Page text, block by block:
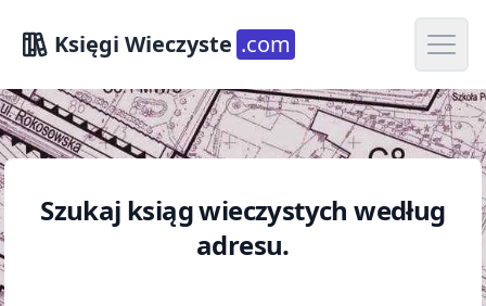
Księgi Wieczyste .com Open
Szukaj ksiąg wieczystych według
adresu.